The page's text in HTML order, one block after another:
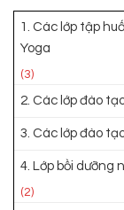
1. Các lớp tập
Yoga
(3)
2. Các lớp đào
3. Các lớp đào
4. Lớp bồi dưỡng
(2)